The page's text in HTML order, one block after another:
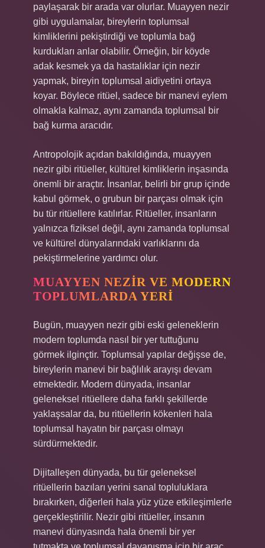
paylaşarak bir arada var olurlar. Muayyen nezir
gibi uygulamalar, bireylerin toplumsal
kimliklerini pekiştirdiği ve toplumla bağ
kurdukları anlar olabilir. Örneğin, bir köyde
adak kesmek ya da hastalıklar için nezir
yapmak, bireyin toplumsal aidiyetini ortaya
koyar. Böylece ritüel, sadece bir manevi eylem
olmakla kalmaz, aynı zamanda toplumsal bir
bağ kurma aracıdır.
Antropolojik açıdan bakıldığında, muayyen
nezir gibi ritüeller, kültürel kimliklerin inşasında
önemli bir araçtır. İnsanlar, belirli bir grup içinde
kabul görmek, o grubun bir parçası olmak için
bu tür ritüellere katılırlar. Ritüeller, insanların
yalnızca fiziksel değil, aynı zamanda toplumsal
ve kültürel dünyalarındaki varlıklarını da
pekiştirmelerine yardımcı olur.
MUAYYEN NEZIR VE MODERN
TOPLUMLARDA YERI
Bugün, muayyen nezir gibi eski geleneklerin
modern toplumda nasıl bir yer tuttuğunu
görmek ilginçtir. Toplumsal yapılar değişse de,
bireylerin manevi bir bağlılık arayışı devam
etmektedir. Modern dünyada, insanlar
geleneksel ritüellere daha farklı şekillerde
yaklaşsalar da, bu ritüellerin kökenleri hala
toplumsal hayatın bir parçası olmayı
sürdürmektedir.
Dijitalleşen dünyada, bu tür geleneksel
ritüellerin bazıları yerini sanal topluluklara
bırakırken, diğerleri hala yüz yüze etkileşimlerle
gerçekleştirilir. Nezir gibi ritüeller, insanın
manevi dünyasında hala önemli bir yer